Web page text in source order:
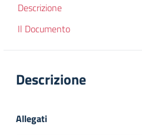
Descrizione
Il Documento
Descrizione
Allegati